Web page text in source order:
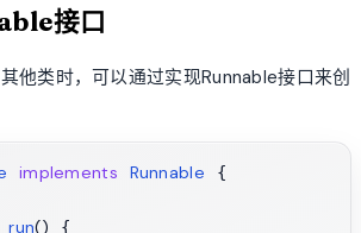
接口
他类时，可以通过实现Runnable接口来创
implements Runnable {
run() {